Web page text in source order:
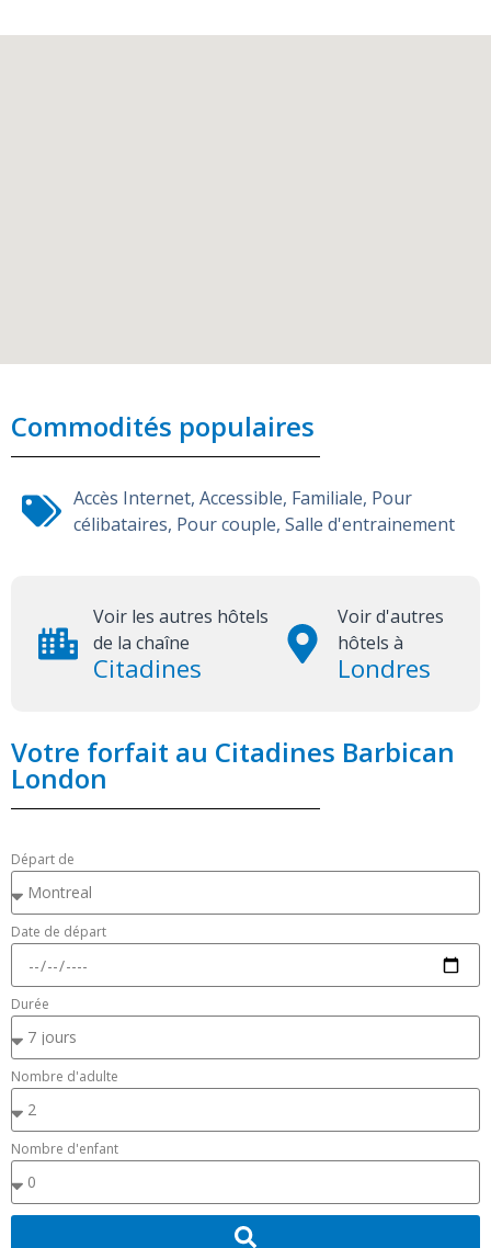
Commodités populaires
Accès Internet, Accessible, Familiale, Pour
célibataires, Pour couple, Salle d'entrainement
Voir les autres hôtels
de la chaîne
Citadines
Voir d'autres
hôtels à
Londres
Votre forfait au Citadines Barbican
London
Départ de
Date de départ
Durée
Nombre d'adulte
Nombre d'enfant